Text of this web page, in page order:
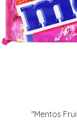
"Mentos